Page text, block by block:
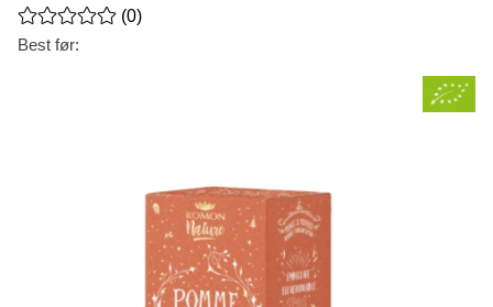
Gjennomsnittlig rangering 0 av 5 Antall vurderinger 0
(0)
Best før:
Produktbilder Julete Fortryllende Eple, Kanel & Fennikel ØKO